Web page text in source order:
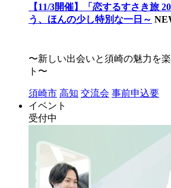
【11/3開催】「恋するすさき旅
う、ほんの少し特別な一日～
〜新しい出会いと須崎の魅力を
ト〜
須崎市 高知 交流会 事前申込要
イベント
受付中